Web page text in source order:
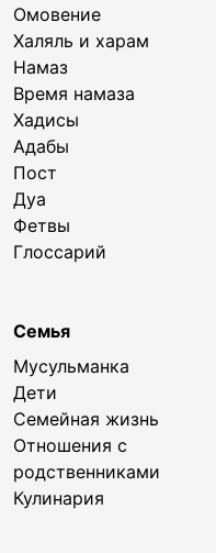
Омовение
Халяль и харам
Намаз
Время намаза
Хадисы
Адабы
Пост
Дуа
Фетвы
Глоссарий
Семья
Мусульманка
Дети
Семейная жизнь
Отношения с
родственниками
Кулинария